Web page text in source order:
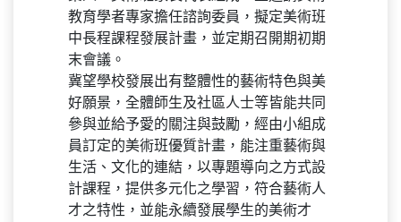
教育學者專家擔任諮詢委員，擬定美術班
中長程課程發展計畫，並定期召開期初期
末會議。
冀望學校發展出有整體性的藝術特色與美
好願景，全體師生及社區人士等皆能共同
參與並給予愛的關注與鼓勵，經由小組成
員訂定的美術班優質計畫，能注重藝術與
生活、文化的連結，以專題導向之方式設
計課程，提供多元化之學習，符合藝術人
才之特性，並能永續發展學生的美術才